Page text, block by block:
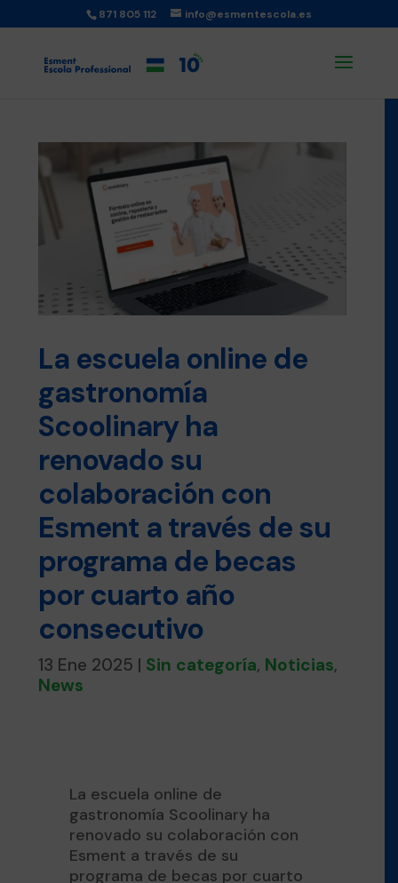
871 805 112 info@esmentescola.es
La escuela online de
gastronomía
Scoolinary ha
renovado su
colaboración con
Esment a través de su
programa de becas
por cuarto año
consecutivo
13 Ene 2025 | Sin categoría, Noticias,
News
La escuela online de
gastronomía Scoolinary ha
renovado su colaboración con
Esment a través de su
programa de becas por cuarto